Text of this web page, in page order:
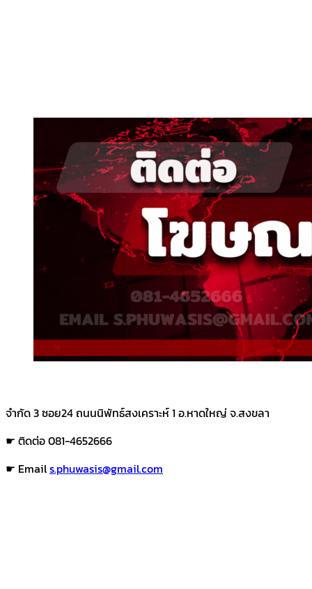
จำกัด 3 ซอย24 ถนนนิพัทธ์สงเคราะห์ 1 อ.หาดใหญ่ จ.สงขลา
☛ ติดต่อ 081-4652666
☛ Emails.phuwasis@gmail.com